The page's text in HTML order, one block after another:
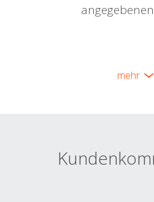
mehr